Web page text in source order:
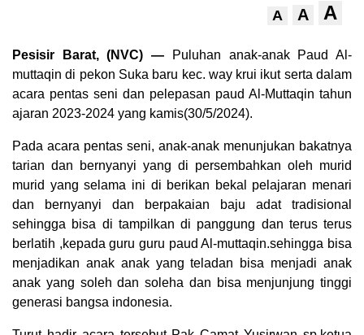
A A A
Pesisir Barat, (NVC) — Puluhan anak-anak Paud Al-
muttaqin di pekon Suka baru kec. way krui ikut serta dalam
acara pentas seni dan pelepasan paud Al-Muttaqin tahun
ajaran 2023-2024 yang kamis(30/5/2024).
Pada acara pentas seni, anak-anak menunjukan bakatnya
tarian dan bernyanyi yang di persembahkan oleh murid
murid yang selama ini di berikan bekal pelajaran menari
dan bernyanyi dan berpakaian baju adat tradisional
sehingga bisa di tampilkan di panggung dan terus terus
berlatih ,kepada guru guru paud Al-muttaqin.sehingga bisa
menjadikan anak anak yang teladan bisa menjadi anak
anak yang soleh dan soleha dan bisa menjunjung tinggi
generasi bangsa indonesia.